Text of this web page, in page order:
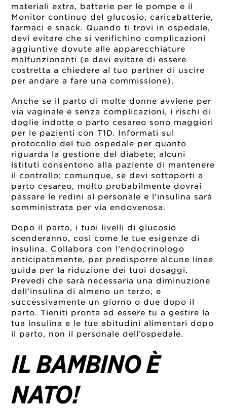
materiali extra, batterie per le pompe e il
Monitor continuo del glucosio, caricabatterie,
farmaci e snack. Quando ti trovi in ospedale,
devi evitare che si verifichino complicazioni
aggiuntive dovute alle apparecchiature
malfunzionanti (e devi evitare di essere
costretta a chiedere al tuo partner di uscire
per andare a fare una commissione).
Anche se il parto di molte donne avviene per
via vaginale e senza complicazioni, i rischi di
doglie indotte o parto cesareo sono maggiori
per le pazienti con T1D. Informati sul
protocollo del tuo ospedale per quanto
riguarda la gestione del diabete; alcuni
istituti consentono alla paziente di mantenere
il controllo; comunque, se devi sottoporti a
parto cesareo, molto probabilmente dovrai
passare le redini al personale e l’insulina sarà
somministrata per via endovenosa.
Dopo il parto, i tuoi livelli di glucosio
scenderanno, così come le tue esigenze di
insulina. Collabora con l’endocrinologo
anticipatamente, per predisporre alcune linee
guida per la riduzione dei tuoi dosaggi.
Prevedi che sarà necessaria una diminuzione
dell’insulina di almeno un terzo, e
successivamente un giorno o due dopo il
parto. Tieniti pronta ad essere tu a gestire la
tua insulina e le tue abitudini alimentari dopo
il parto, non il personale dell’ospedale.
IL BAMBINO È
NATO!